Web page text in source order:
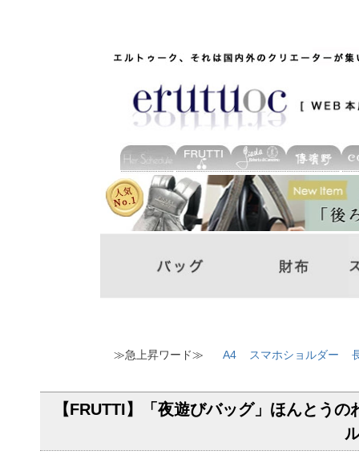
≫急上昇ワード≫ A4 スマホショルダー
【FRUTTI】「夜遊びバッグ」ほんとう